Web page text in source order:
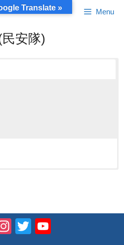
Menu
安隊)
Instagram
Twitter
Translate »